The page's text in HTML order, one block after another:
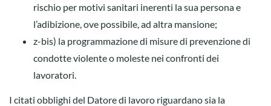
rischio per motivi sanitari inerenti la sua persona e
l’adibizione, ove possibile, ad altra mansione;
z-bis) la programmazione di misure di prevenzione di
condotte violente o moleste nei confronti dei
lavoratori.
I citati obblighi del Datore di lavoro riguardano sia la